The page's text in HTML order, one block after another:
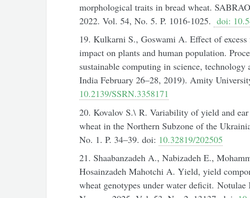
morphological traits in bread wheat.
2022. Vol. 54, No. 5. P. 1016-1025. doi:
19. Kulkarni S., Goswami A. Effect of
impact on plants and human population.
sustainable computing in science,
India February 26–28, 2019). Amity
10.2139/SSRN.3358171
20. Kovalov S.\ R. Variability of yield and
wheat in the Northern Subzone of the
No. 1. P. 34–39. doi: 10.32819/202505
21. Shaabanzadeh A., Nabizadeh E.,
Hosainzadeh Mahotchi A. Yield, yield
wheat genotypes under water deficit.